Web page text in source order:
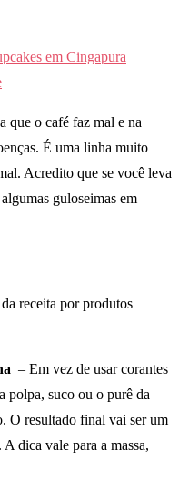
em Cingapura
que o café faz mal e na
É uma linha muito
Acredito que se você leva
guloseimas em
receita por produtos
– Em vez de usar corantes
polpa, suco ou o purê da
O resultado final vai ser um
dica vale para a massa,